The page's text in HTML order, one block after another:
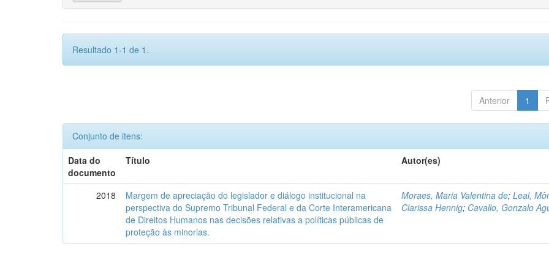
Resultado 1-1 de 1.
Anterior 1
Conjunto de itens:
Data do
documento
Título Autor(es)
2018
Margem de apreciação do legislador e diálogo institucional na
perspectiva do Supremo Tribunal Federal e da Corte Interamericana
de Direitos Humanos nas decisões relativas a políticas públicas de
proteção às minorias.
Moraes, Maria Valentina de;Leal,
Clarissa Hennig; Cavallo, Gonzalo